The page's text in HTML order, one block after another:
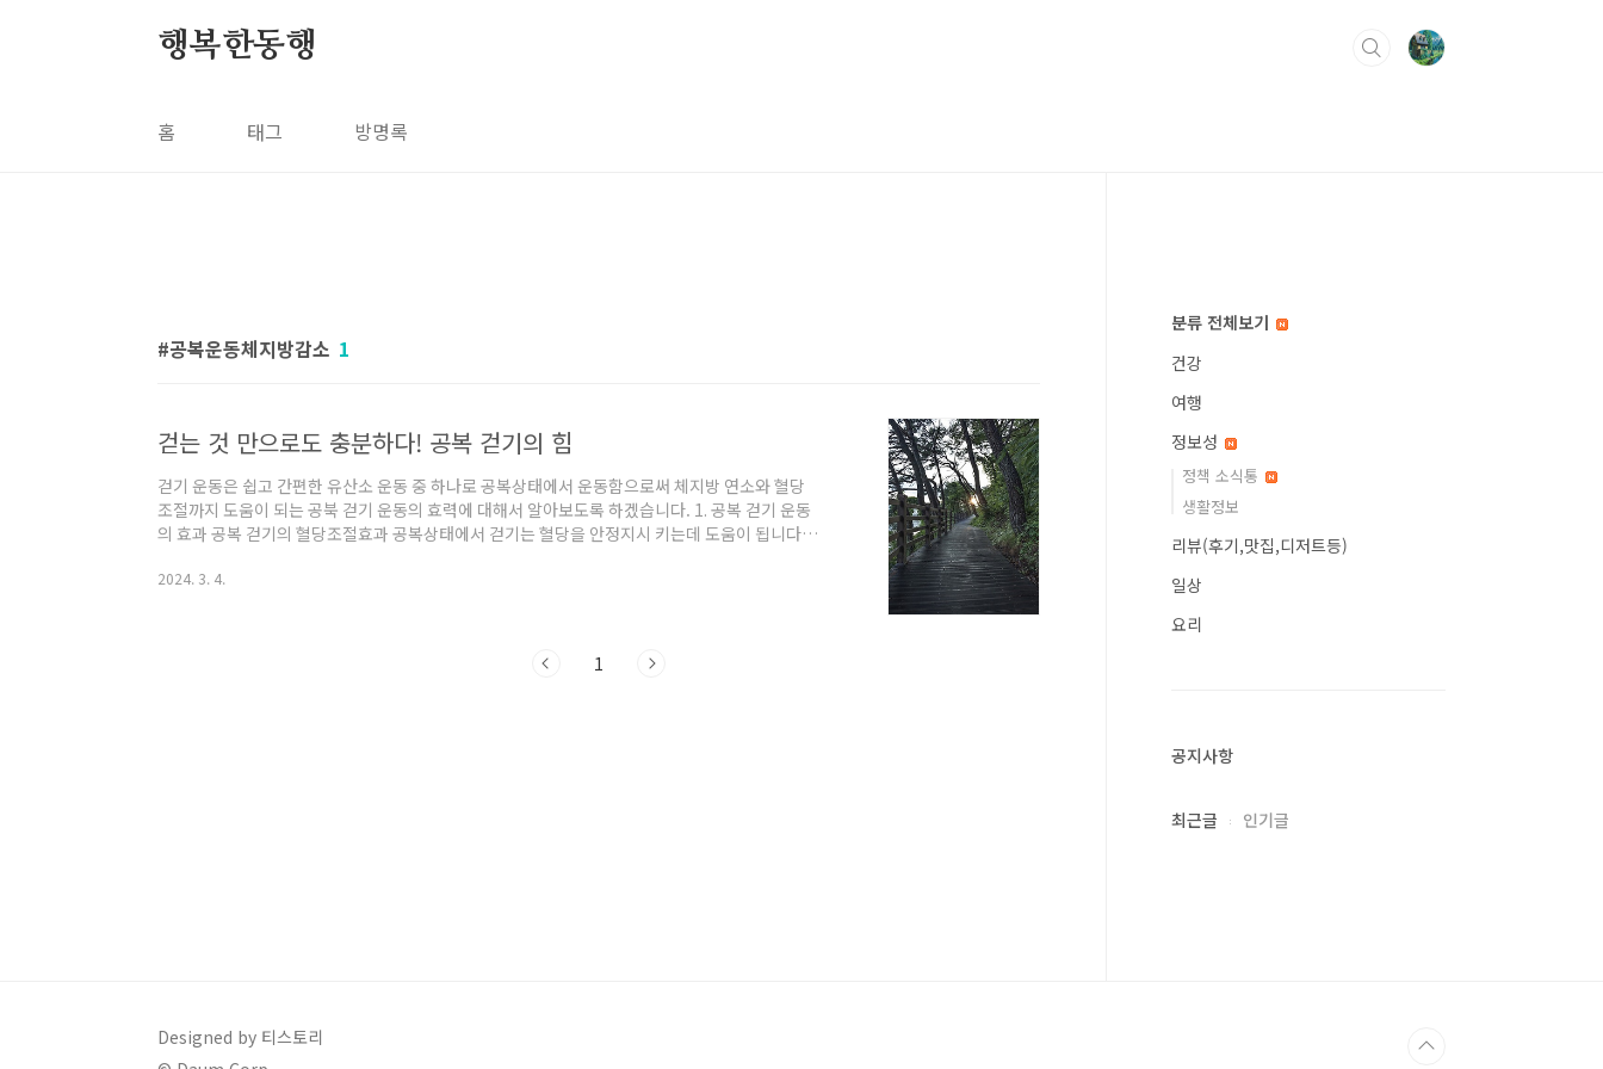
행복한동행
홈 태그 방명록
공복운동체지방감소 1
걷는 것 만으로도 충분하다! 공복 걷기의 힘
걷기 운동은 쉽고 간편한 유산소 운동 중 하나로 공복상태에서 운동함으로써 체지방 연소와 혈당
조절까지 도움이 되는 공북 걷기 운동의 효력에 대해서 알아보도록 하겠습니다. 1. 공복 걷기 운동
의 효과 공복 걷기의 혈당조절효과 공복상태에서 걷기는 혈당을 안정지시 키는데 도움이 됩니다.
걷기의 대사 촉진 증진효과 공복 상태에서 걷기는 대사 속도를 증진시키고 체내 에너지 소비를 높
2024. 3. 4.
1
분류 전체보기
건강
여행
정보성
정책 소식통
생활정보
리뷰(후기,맛집,디저트등)
일상
요리
공지사항
최근글 인기글
Designed by 티스토리